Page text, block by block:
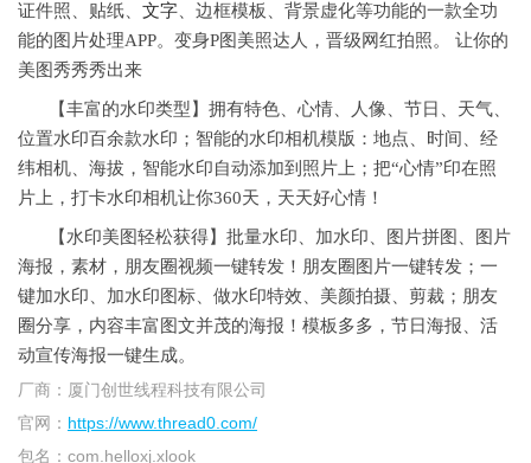
证件照、贴纸、 文字 、边框模板、背景虚化等功能的一款全功
能的图片处理APP。变身P图美照达人，晋级网红拍照。 让你的
美图秀秀秀出来
【丰富的水印类型】拥有特色、心情、人像、节日、天气、
位置水印百余款水印；智能的水印相机模版：地点、时间、经
纬相机、海拔，智能水印自动添加到照片上；把“心情”印在照
片上，打卡水印相机让你360天，天天好心情！
【水印美图轻松获得】批量水印、加水印、图片拼图、图片
海报，素材，朋友圈视频一键转发！朋友圈图片一键转发；一
键加水印、加水印图标、做水印特效、美颜拍摄、剪裁；朋友
圈分享，内容丰富图文并茂的海报！模板多多，节日海报、活
动宣传海报一键生成。
厂商： 厦门创世线程科技有限公司
官网： https://www.thread0.com/
包名： com.helloxj.xlook